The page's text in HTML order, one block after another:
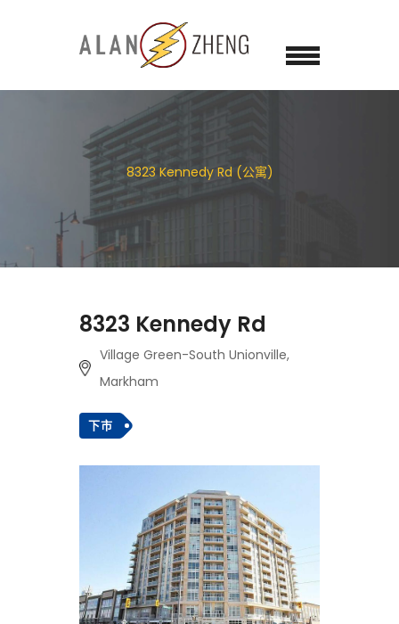
8323 Kennedy Rd (公寓)
8323 Kennedy Rd
Village Green-South Unionville,
Markham
下市